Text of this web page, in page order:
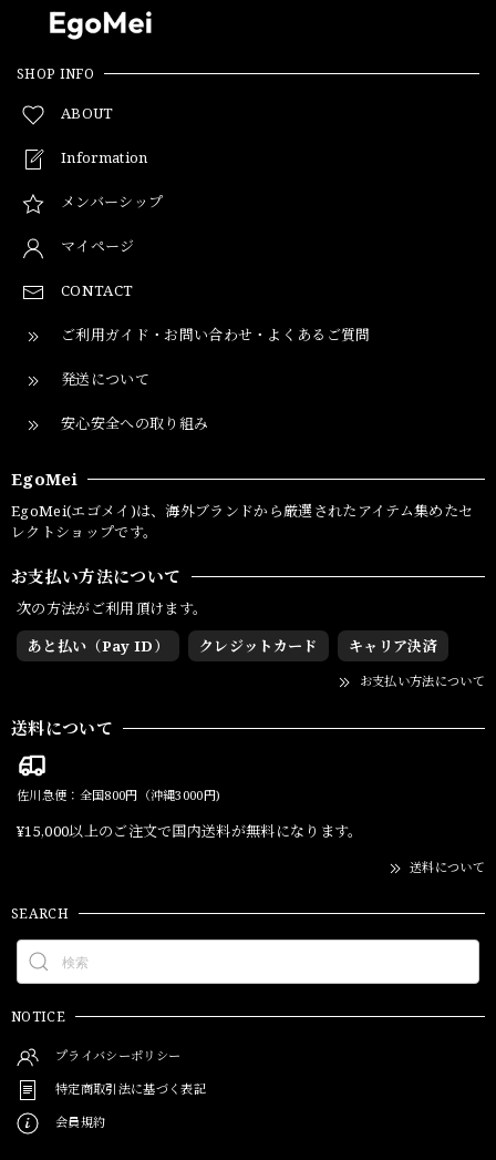
SHOP INFO
ABOUT
Information
メンバーシップ
マイページ
CONTACT
ご利用ガイド・お問い合わせ・よくあるご質問
発送について
安心安全への取り組み
EgoMei
EgoMei(エゴメイ)は、海外ブランドから厳選されたアイテム集めたセ
レクトショップです。
お支払い方法について
次の方法がご利用頂けます。
あと払い（Pay ID）
クレジットカード キャリア決済
お支払い方法について
送料について
佐川急便：全国800円（沖縄3000円)
¥15,000以上のご注文で国内送料が無料になります。
送料について
SEARCH
NOTICE
プライバシーポリシー
特定商取引法に基づく表記
会員規約